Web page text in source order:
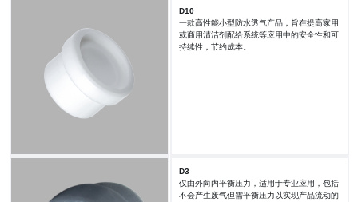
D10
一款高性能小型防水透气产品，旨在提高家用
或商用清洁剂配给系统等应用中的安全性和可
持续性，节约成本。
D3
仅由外向内平衡压力，适用于专业应用，包括
不会产生废气但需平衡压力以实现产品流动的